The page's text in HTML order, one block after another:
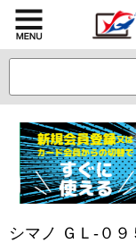
シマノ ＧＬ-０